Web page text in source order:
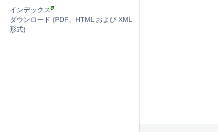
インデックス
ダウンロード (PDF、HTML および XML
形式)